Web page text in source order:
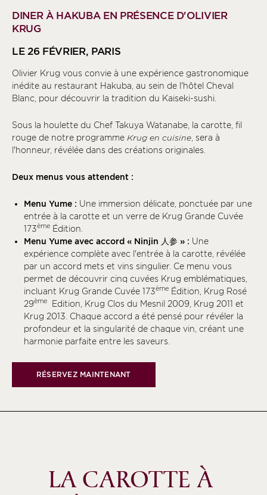
DINER À HAKUBA EN PRÉSENCE D'OLIVIER
KRUG
LE 26 FÉVRIER, PARIS
Olivier Krug vous convie à une expérience gastronomique
inédite au restaurant Hakuba, au sein de l'hôtel Cheval
Blanc, pour découvrir la tradition du Kaiseki-sushi.
Sous la houlette du Chef Takuya Watanabe, la carotte, fil
rouge de notre programme Krug en cuisine , sera à
l'honneur, révélée dans des créations originales.
Deux menus vous attendent :
Menu Yume : Une immersion délicate, ponctuée par une
entrée à la carotte et un verre de Krug Grande Cuvée
173ème Édition.
Menu Yume avec accord « Ninjin 人参 » : Une
expérience complète avec l'entrée à la carotte, révélée
par un accord mets et vins singulier. Ce menu vous
permet de découvrir cinq cuvées Krug emblématiques,
incluant Krug Grande Cuvée 173ème Édition, Krug Rosé
29ème
Edition, Krug Clos du Mesnil 2009, Krug 2011 et
Krug 2013. Chaque accord a été pensé pour révéler la
profondeur et la singularité de chaque vin, créant une
harmonie parfaite entre les saveurs.
RÉSERVEZ MAINTENANT
LA CAROTTE À